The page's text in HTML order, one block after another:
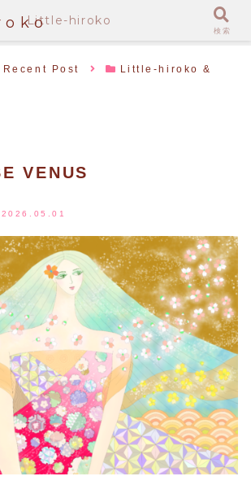
Recent Post
Little-hiroko &
VENUS
2026.05.01
Little-hiroko
検索